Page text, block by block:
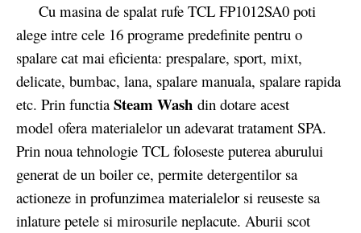
Cu masina de spalat rufe TCL FP1012SA0 poti
alege intre cele 16 programe predefinite pentru o
spalare cat mai eficienta: prespalare, sport, mixt,
delicate, bumbac, lana, spalare manuala, spalare rapida
etc. Prin functia Steam Wash din dotare acest
model ofera materialelor un adevarat tratament SPA.
Prin noua tehnologie TCL foloseste puterea aburului
generat de un boiler ce, permite detergentilor sa
actioneze in profunzimea materialelor si reuseste sa
inlature petele si mirosurile neplacute. Aburii scot